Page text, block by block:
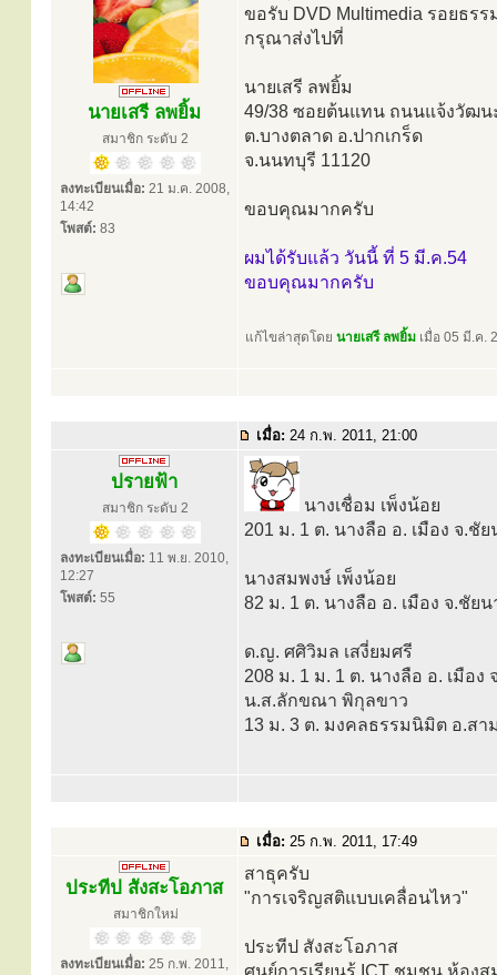
นายเสรี ลพยิ้ม
สมาชิก ระดับ 2
ลงทะเบียนเมื่อ: 21 ม.ค. 2008,
14:42
โพสต์: 83
ขอรับ DVD Multimedia รอยธร
กรุณาส่งไปที่
นายเสรี ลพยิ้ม
49/38 ซอยต้นแทน ถนนแจ้งวัฒน
ต.บางตลาด อ.ปากเกร็ด
จ.นนทบุรี 11120
ขอบคุณมากครับ
ผมได้รับแล้ว วันนี้ ที่ 5 มี.ค.54
ขอบคุณมากครับ
แก้ไขล่าสุดโดย นายเสรี ลพยิ้ม เมื่อ 05 มี.ค.
เมื่อ: 24 ก.พ. 2011, 21:00
ปรายฟ้า
สมาชิก ระดับ 2
ลงทะเบียนเมื่อ: 11 พ.ย. 2010,
12:27
โพสต์: 55
นางเชื่อม เพ็งน้อย
201 ม. 1 ต. นางลือ อ. เมือง จ.ชั
นางสมพงษ์ เพ็งน้อย
82 ม. 1 ต. นางลือ อ. เมือง จ.ชัย
ด.ญ. ศศิวิมล เสงี่ยมศรี
208 ม. 1 ม. 1 ต. นางลือ อ. เมือง
น.ส.ลักขณา พิกุลขาว
13 ม. 3 ต. มงคลธรรมนิมิต อ.สา
เมื่อ: 25 ก.พ. 2011, 17:49
ประทีป สังสะโอภาส
สมาชิกใหม่
ลงทะเบียนเมื่อ: 25 ก.พ. 2011,
สาธุครับ
"การเจริญสติแบบเคลื่อนไหว"
ประทีป สังสะโอภาส
ศูนย์การเรียนรู้ ICT ชุมชน ห้อง